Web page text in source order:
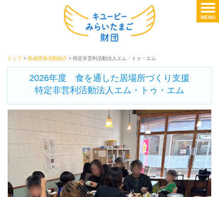
トップ> 助成団体活動紹介 > 特定非営利活動法人エム・トゥ・エム
2026年度 食を通した居場所づくり支援
特定非営利活動法人エム・トゥ・エム